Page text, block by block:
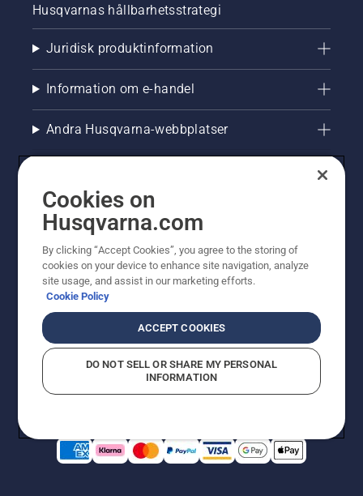
Husqvarnas hållbarhetsstrategi
Juridisk produktinformation
Information om e-handel
Andra Husqvarna-webbplatser
© Husqvarna AB (publ). All rights reserved. Priserna
som visas är rekommenderade cirkapriser. Alla angivna
priser är rekommenderade försäljningspriser (inkl.
moms) om inte produkten är tillgänglig för direkt köp.
CookiepolicyAnvändningsvillkor Sekretessmeddelande
Företagsinformation
Cookies on
Husqvarna.com
By clicking “Accept Cookies”, you agree to the storing of
cookies on your device to enhance site navigation, analyze
site usage, and assist in our marketing efforts.
Cookie Policy
ACCEPT COOKIES
DO NOT SELL OR SHARE MY PERSONAL
INFORMATION